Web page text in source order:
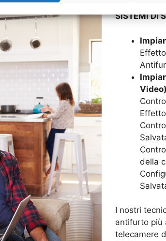
SISTEMI DI
Video)
della
I nostri
antifurto più
telecamere